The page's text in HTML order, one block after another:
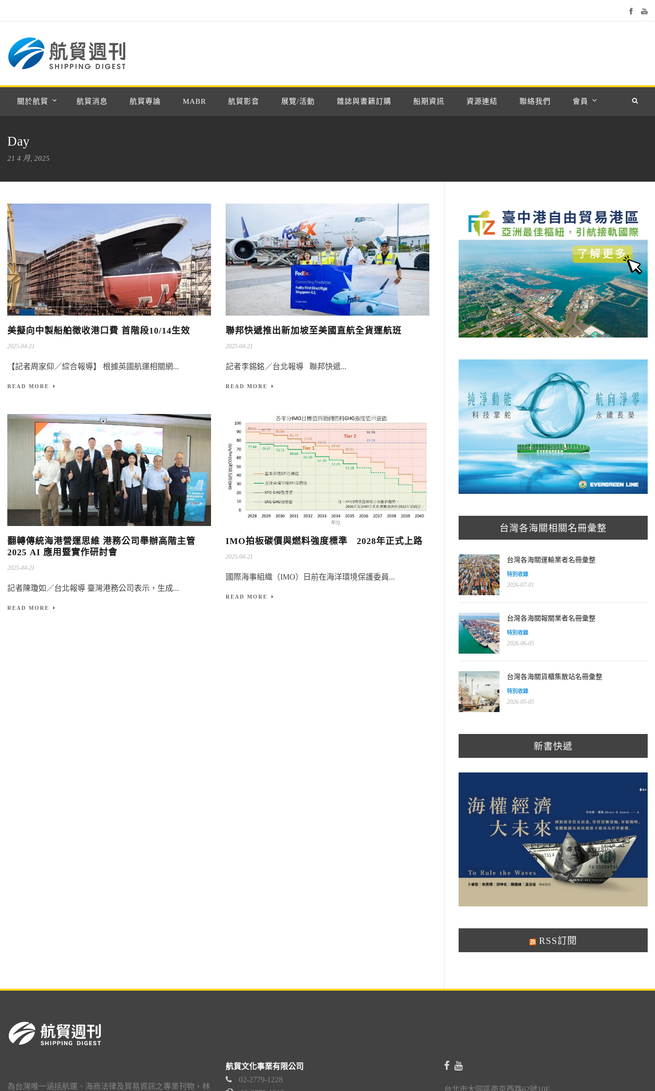
關於航貿 航貿消息 航貿專論 MABR 航貿影音 展覽/活動 雜誌與書籍訂購 船期資訊 資源連結 聯絡我們 會員
Day
21 4 月, 2025
美擬向中製船舶徵收港口費 首階段10/14生效
2025-04-21
【記者周家仰／綜合報導】 根據英國航運相關網...
READ MORE
聯邦快遞推出新加坡至美國直航全貨運航班
2025-04-21
記者李錫銘／台北報導 聯邦快遞...
READ MORE
翻轉傳統海港營運思維 港務公司舉辦高階主管
2025 AI 應用暨實作研討會
2025-04-21
記者陳瓊如／台北報導 臺灣港務公司表示，生成...
READ MORE
IMO拍板碳價與燃料強度標準 2028年正式上路
2025-04-21
國際海事組織（IMO）日前在海洋環境保護委員...
READ MORE
台灣各海關相關名冊彙整
台灣各海關運輸業者名冊彙整
特別收錄
2026-07-01
台灣各海關報關業者名冊彙整
特別收錄
2026-06-05
台灣各海關貨櫃集散站名冊彙整
特別收錄
2026-05-05
新書快遞
RSS訂閱
為台灣唯一涵括航運、海商法律及貿易資訊之專業刊物，林
航貿文化事業有限公司
02-2779-1228